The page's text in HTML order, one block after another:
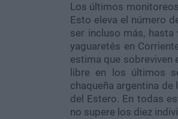
Los últimos
Esto eleva el número
ser incluso más, hasta
yaguaretés en
estima que sobreviven
libre en los últimos
chaqueña argentina de
del Estero. En todas
no supere los diez